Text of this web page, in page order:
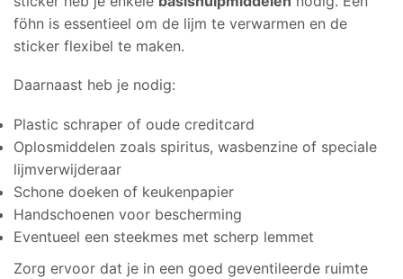
föhn is essentieel om de lijm te verwarmen en de
sticker flexibel te maken.
Daarnaast heb je nodig:
Plastic schraper of oude creditcard
Oplosmiddelen zoals spiritus, wasbenzine of speciale
lijmverwijderaar
Schone doeken of keukenpapier
Handschoenen voor bescherming
Eventueel een steekmes met scherp lemmet
Zorg ervoor dat je in een goed geventileerde ruimte